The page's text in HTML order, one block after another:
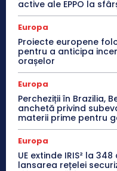
active ale EPPO la
Europa
Proiecte europene
pentru a anticipa
orașelor
Europa
Percheziții în Brazilia,
anchetă privind
materii prime pentru
Europa
UE extinde IRIS² la
lansarea rețelei